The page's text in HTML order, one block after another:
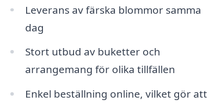
Leverans av färska blommor samma
dag
Stort utbud av buketter och
arrangemang för olika tillfällen
Enkel beställning online, vilket gör att